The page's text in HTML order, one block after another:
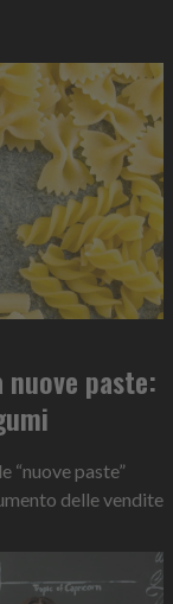
paste:
“nuove paste”
delle vendite